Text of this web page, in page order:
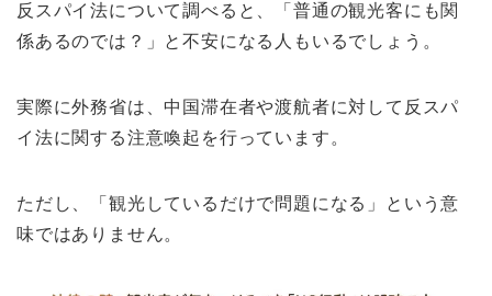
反スパイ法について調べると、「普通の観光客にも関
係あるのでは？」と不安になる人もいるでしょう。
実際に外務省は、中国滞在者や渡航者に対して反スパ
イ法に関する注意喚起を行っています。
ただし、「観光しているだけで問題になる」という意
味ではありません。